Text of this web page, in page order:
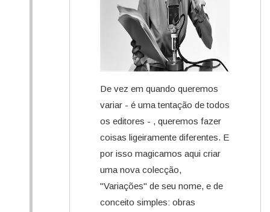
De vez em quando queremos
variar - é uma tentação de todos
os editores - , queremos fazer
coisas ligeiramente diferentes. E
por isso magicamos aqui criar
uma nova colecção,
"Variações" de seu nome, e de
conceito simples: obras